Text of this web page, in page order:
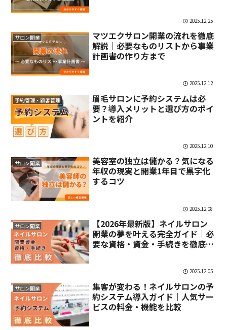
2025.12.25
サロン開業
マツエクサロン開業の流れを徹底
解説｜必要なものリストから事業
計画書の作り方まで
2025.12.12
予約管理・顧客管理
眉毛サロンに予約システムは必
要？導入メリットと選び方のポイ
ントを紹介
2025.12.10
サロン開業
美容室の独立は儲かる？気になる
年収の現実と開業1年目で黒字化
するコツ
2025.12.08
サロン開業
【2026年最新版】ネイルサロン
開業の夢を叶える完全ガイド｜必
要な資格・資金・手続きを徹底解
2025.12.05
サロン開業
集客が変わる！ネイルサロンの予
約システム導入ガイド｜人気サー
ビスの料金・機能を比較